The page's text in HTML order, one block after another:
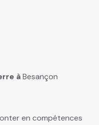
àBesançon
en compétences